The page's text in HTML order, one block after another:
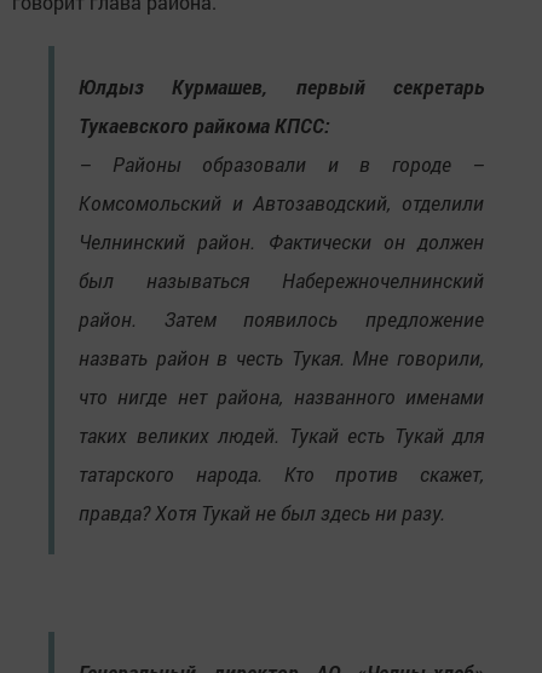
Юлдыз Курмашев, первый секретарь
Тукаевского райкома КПСС:
– Районы образовали и в городе –
Комсомольский и Автозаводский, отделили
Челнинский район. Фактически он должен
был называться Набережночелнинский
район. Затем появилось предложение
назвать район в честь Тукая. Мне говорили,
что нигде нет района, названного именами
таких великих людей. Тукай есть Тукай для
татарского народа. Кто против скажет,
правда? Хотя Тукай не был здесь ни разу.